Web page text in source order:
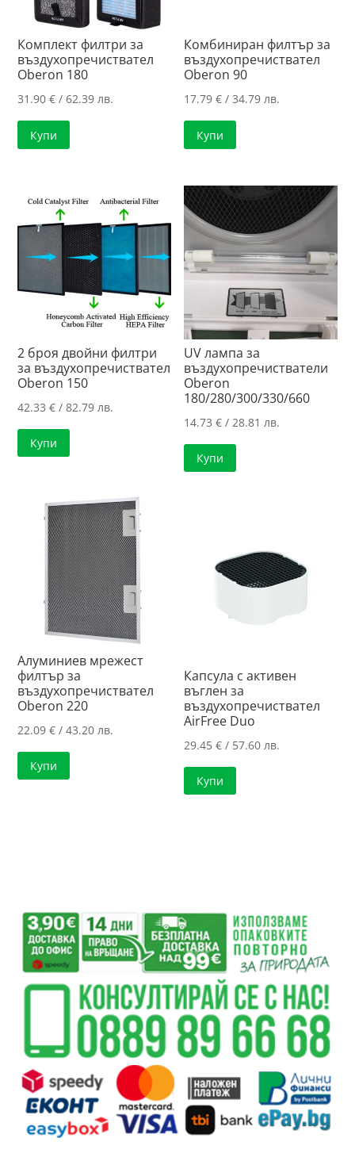
Комплект филтри за
въздухопречиствател
Oberon 180
31.90€ / 62.39 лв.
Купи
Комбиниран филтър за
въздухопречиствател
Oberon 90
17.79€ / 34.79 лв.
Купи
2 броя двойни филтри
за въздухопречиствател
Oberon 150
42.33€ / 82.79 лв.
Купи
UV лампа за
въздухопречистватели
Oberon
180/280/300/330/660
14.73€ / 28.81 лв.
Купи
Алуминиев мрежест
филтър за
въздухопречиствател
Oberon 220
22.09€ / 43.20 лв.
Купи
Капсула с активен
въглен за
въздухопречиствател
AirFree Duo
29.45€ / 57.60 лв.
Купи